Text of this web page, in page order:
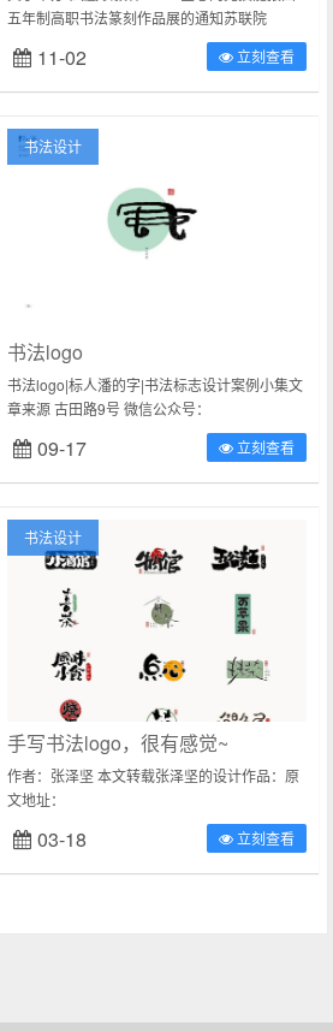
五年制高职书法篆刻作品展的通知苏联院
〔2021〕27号各分院、办学点：2021年是中
国共产党成立100周年。为了...
11-02 立刻查看
书法设计
书法logo
书法logo|标人潘的字|书法标志设计案例小集文
章来源 古田路9号 微信公众号：
09-17 立刻查看
书法设计
手写书法logo，很有感觉~
作者：张泽坚 本文转载张泽坚的设计作品：原
文地址：
zcool.com.cn/work/ZNDg2NDY4NjQ=.html-手
写LOGO合集-热爱自己...
03-18 立刻查看